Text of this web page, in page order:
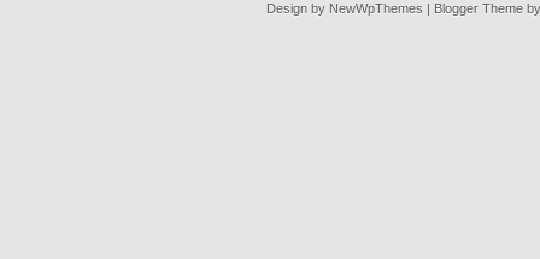
Design by NewWpThemes | Blogger Theme